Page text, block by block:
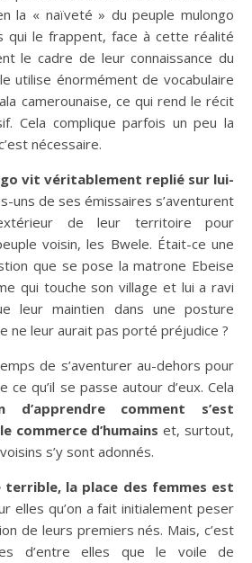
la « naïveté » du peuple mulongo
qui le frappent, face à cette réalité
le cadre de leur connaissance du
utilise énormément de vocabulaire
camerounaise, ce qui rend le récit
Cela complique parfois un peu la
nécessaire.
vit véritablement replié sur lui-
uns de ses émissaires s’aventurent
de leur territoire pour
voisin, les Bwele. Était-ce une
que se pose la matrone Ebeise
qui touche son village et lui a ravi
leur maintien dans une posture
ne leur aurait pas porté préjudice ?
de s’aventurer au-dehors pour
qu’il se passe autour d’eux. Cela
d’apprendre comment s’est
commerce d’humains et, surtout,
s’y sont adonnés.
la place des femmes est
elles qu’on a fait initialement peser
de leurs premiers nés. Mais, c’est
d’entre elles que le voile de